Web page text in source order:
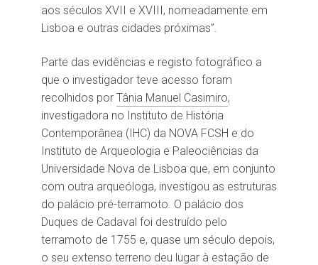
aos séculos XVII e XVIII, nomeadamente em
Lisboa e outras cidades próximas”.
Parte das evidências e registo fotográfico a
que o investigador teve acesso foram
recolhidos por Tânia Manuel Casimiro,
investigadora no Instituto de História
Contemporânea (IHC) da NOVA FCSH e do
Instituto de Arqueologia e Paleociências da
Universidade Nova de Lisboa que, em conjunto
com outra arqueóloga, investigou as estruturas
do palácio pré-terramoto. O palácio dos
Duques de Cadaval foi destruído pelo
terramoto de 1755 e, quase um século depois,
o seu extenso terreno deu lugar à estação de